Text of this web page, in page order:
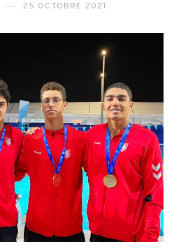
25 OCTOBRE 2021